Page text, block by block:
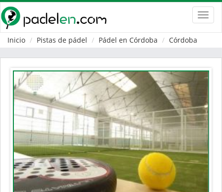
Inicio
Pistas de pádel Pádel en Córdoba Córdoba